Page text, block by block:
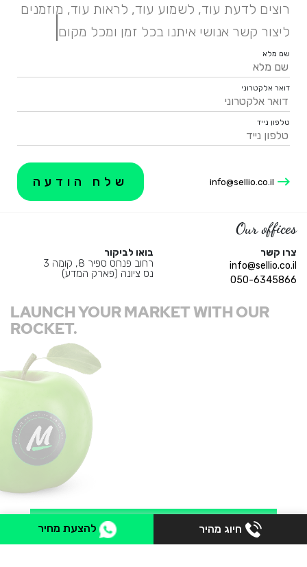
רוצים לדעת עוד, לשמוע עוד, לראות עוד, מוזמנים
ליצור קשר אנושי איתנו בכל זמן ומכל מקום.
|
שם מלא
דואר אלקטרוני
טלפון נייד
info@sellio.co.il
חיוג מהיר להצעת מחיר
Our offices
צרו קשר
info@sellio.co.il
050-6345866
בואו לביקור
רחוב פנחס ספיר 8, קומה 3
נס ציונה (פארק המדע)
LAUNCH YOUR MARKET WITH OUR
ROCKET.